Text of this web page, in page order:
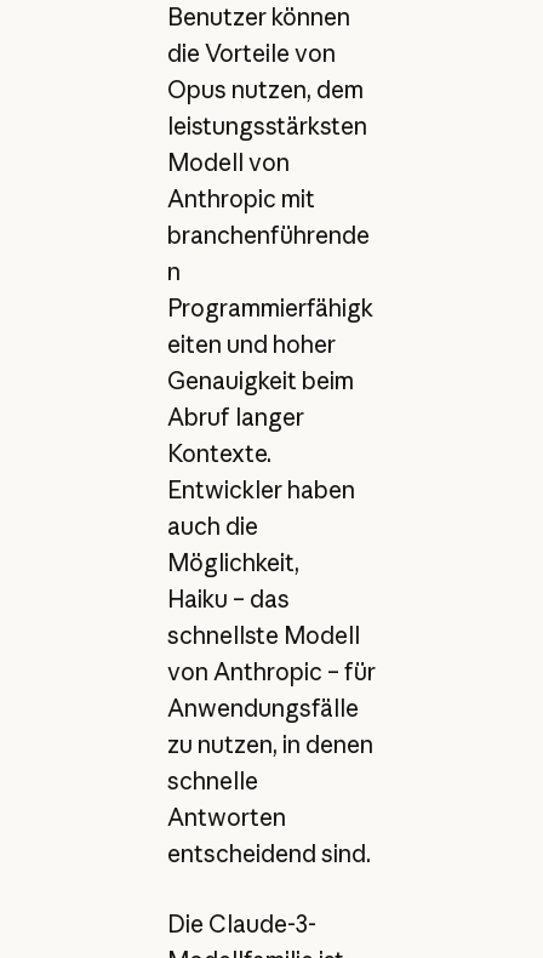
Benutzer können
die Vorteile von
Opus nutzen, dem
leistungsstärksten
Modell von
Anthropic mit
branchenführende
n
Programmierfähigk
eiten und hoher
Genauigkeit beim
Abruf langer
Kontexte.
Entwickler haben
auch die
Möglichkeit,
Haiku – das
schnellste Modell
von Anthropic – für
Anwendungsfälle
zu nutzen, in denen
schnelle
Antworten
entscheidend sind.
Die Claude-3-